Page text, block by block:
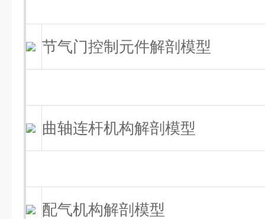
节气门控制元件解剖模型
曲轴连杆机构解剖模型
配气机构解剖模型